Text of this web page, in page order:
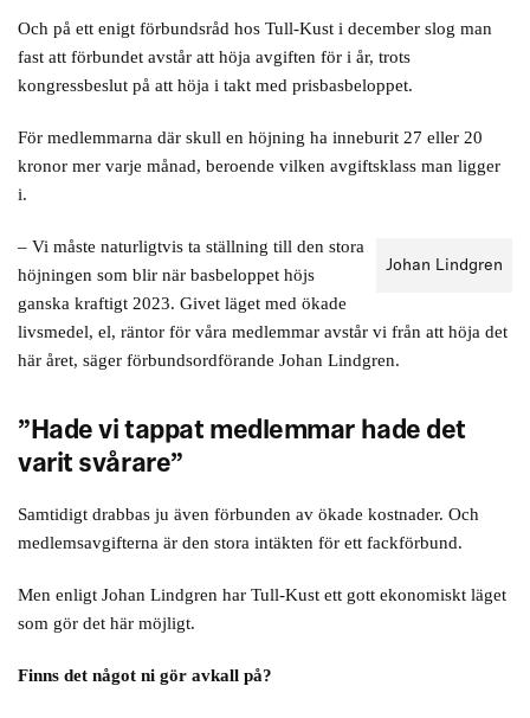
Och på ett enigt förbundsråd hos Tull-Kust i december slog man
fast att förbundet avstår att höja avgiften för i år, trots
kongressbeslut på att höja i takt med prisbasbeloppet.
För medlemmarna där skull en höjning ha inneburit 27 eller 20
kronor mer varje månad, beroende vilken avgiftsklass man ligger
i.
Johan Lindgren
– Vi måste naturligtvis ta ställning till den stora
höjningen som blir när basbeloppet höjs
ganska kraftigt 2023. Givet läget med ökade
livsmedel, el, räntor för våra medlemmar avstår vi från att höja det
här året, säger förbundsordförande Johan Lindgren.
”Hade vi tappat medlemmar hade det
varit svårare”
Samtidigt drabbas ju även förbunden av ökade kostnader. Och
medlemsavgifterna är den stora intäkten för ett fackförbund.
Men enligt Johan Lindgren har Tull-Kust ett gott ekonomiskt läget
som gör det här möjligt.
Finns det något ni gör avkall på?